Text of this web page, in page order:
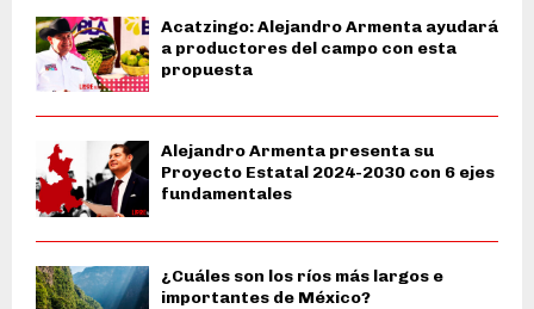
Acatzingo: Alejandro Armenta ayudará
a productores del campo con esta
propuesta
Alejandro Armenta presenta su
Proyecto Estatal 2024-2030 con 6 ejes
fundamentales
¿Cuáles son los ríos más largos e
importantes de México?